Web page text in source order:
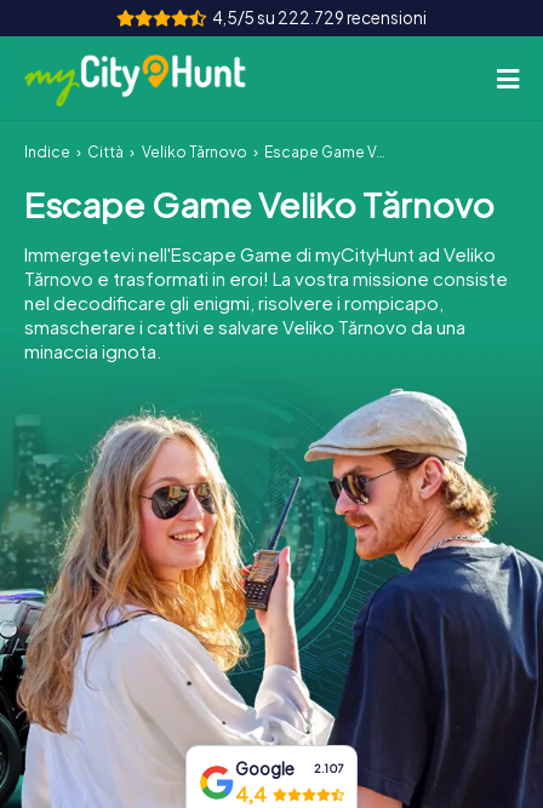
4,5/5 su 222.729 recensioni
Come funziona
Città
Tour
Team Building
INT AT CH
DE
ES
FR UK
IE
IT
NL
Prenota Biglietti
Acquista i Voucher
Indice Città Veliko Tărnovo Escape Game Veliko Tărnovo
Escape Game Veliko Tărnovo
Immergetevi nell'Escape Game di myCityHunt ad Veliko
Tărnovo e trasformati in eroi! La vostra missione consiste
nel decodificare gli enigmi, risolvere i rompicapo,
smascherare i cattivi e salvare Veliko Tărnovo da una
minaccia ignota.
Google 2.107
4,4